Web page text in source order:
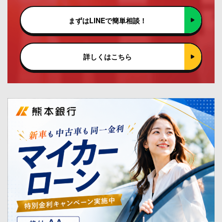
まずはLINEで簡単相談！
詳しくはこちら